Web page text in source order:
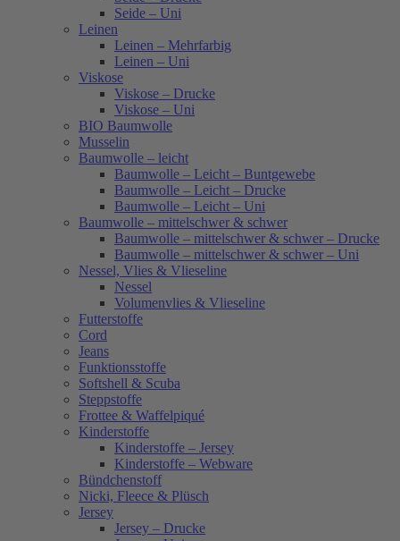
Seide – Uni
Leinen
Leinen – Mehrfarbig
Leinen – Uni
Viskose
Viskose – Drucke
Viskose – Uni
BIO Baumwolle
Musselin
Baumwolle – leicht
Baumwolle – Leicht – Buntgewebe
Baumwolle – Leicht – Drucke
Baumwolle – Leicht – Uni
Baumwolle – mittelschwer & schwer
Baumwolle – mittelschwer & schwer – Drucke
Baumwolle – mittelschwer & schwer – Uni
Nessel, Vlies & Vlieseline
Nessel
Volumenvlies & Vlieseline
Futterstoffe
Cord
Jeans
Funktionsstoffe
Softshell & Scuba
Steppstoffe
Frottee & Waffelpiqué
Kinderstoffe
Kinderstoffe – Jersey
Kinderstoffe – Webware
Bündchenstoff
Nicki, Fleece & Plüsch
Jersey
Jersey – Drucke